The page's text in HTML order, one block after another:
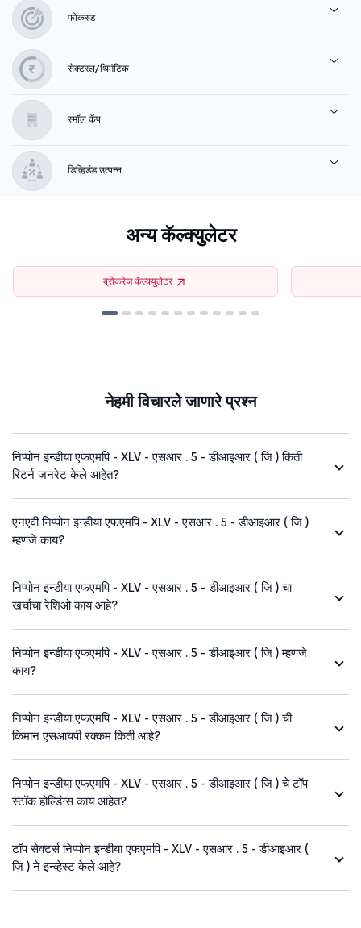
फोकस्ड
सेक्टरल/थिमॅटिक
स्मॉल कॅप
डिव्हिडंड उत्पन्न
अन्य कॅल्क्युलेटर
ब्रोकरेज कॅल्क्युलेटर
नेहमी विचारले जाणारे प्रश्न
निप्पोन इन्डीया एफएमपि - XLV - एसआर . 5 - डीआइआर ( जि ) किती
रिटर्न जनरेट केले आहेत?
एनएवी निप्पोन इन्डीया एफएमपि - XLV - एसआर . 5 - डीआइआर ( जि )
म्हणजे काय?
निप्पोन इन्डीया एफएमपि - XLV - एसआर . 5 - डीआइआर ( जि ) चा
खर्चाचा रेशिओ काय आहे?
निप्पोन इन्डीया एफएमपि - XLV - एसआर . 5 - डीआइआर ( जि ) म्हणजे
काय?
निप्पोन इन्डीया एफएमपि - XLV - एसआर . 5 - डीआइआर ( जि ) ची
किमान एसआयपी रक्कम किती आहे?
निप्पोन इन्डीया एफएमपि - XLV - एसआर . 5 - डीआइआर ( जि ) चे टॉप
स्टॉक होल्डिंग्स काय आहेत?
टॉप सेक्टर्स निप्पोन इन्डीया एफएमपि - XLV - एसआर . 5 - डीआइआर (
जि ) ने इन्व्हेस्ट केले आहे?